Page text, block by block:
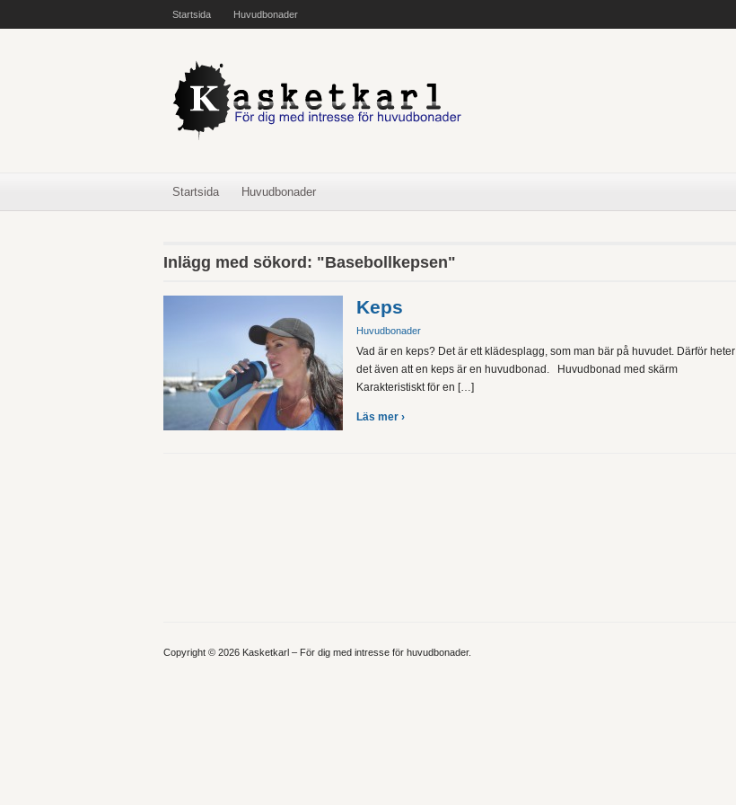
Startsida Huvudbonader
Startsida Huvudbonader
Inlägg med sökord: "Basebollkepsen"
Keps
Huvudbonader
Vad är en keps? Det är ett klädesplagg, som man bär på huvudet. Därför heter
det även att en keps är en huvudbonad. Huvudbonad med skärm
Karakteristiskt för en […]
Läs mer ›
Copyright © 2026 Kasketkarl – För dig med intresse för huvudbonader.